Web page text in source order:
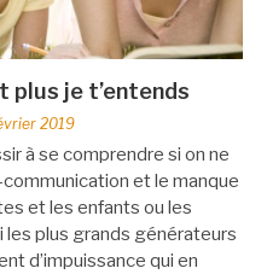
plus je t’entends
2019
à se comprendre si on ne
et le manque
et les enfants ou les
plus grands générateurs
d’impuissance qui en